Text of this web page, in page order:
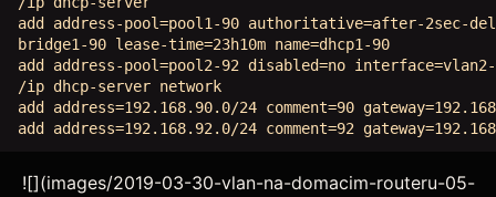
add address-pool=pool1-90 authoritative=after-2sec-
bridge1-90 lease-time=23h10m name=dhcp1-90
add address-pool=pool2-92 disabled=no interface=vlan2-
/ip dhcp-server network
add address=192.168.90.0/24 comment=90
![](images/2019-03-30-vlan-na-domacim-routeru-05-